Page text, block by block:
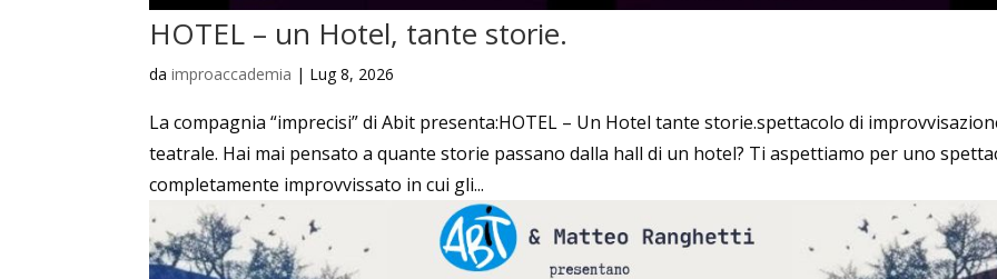
HOTEL – un Hotel, tante storie.
daimproaccademia | Lug 8, 2026
La compagnia “imprecisi” di Abit presenta:HOTEL – Un Hotel tante storie.spettacolo di
teatrale. Hai mai pensato a quante storie passano dalla hall di un hotel? Ti aspettiamo per uno
completamente improvvissato in cui gli...